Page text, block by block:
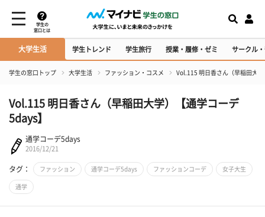
学生の
窓口とは
大学生活 学生トレンド 学生旅行 授業・履修・ゼミ サークル
学生の窓口トップ 大学生活 ファッション・コスメ Vol.115 明日香さん（早稲田大
Vol.115 明日香さん（早稲田大学）【通学コーデ
5days】
通学コーデ5days
2016/12/21
タグ： ファッション 通学コーデ5days ファッションコーデ 女子大生
通学